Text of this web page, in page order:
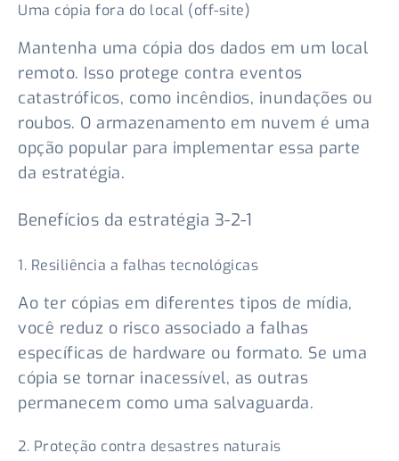
Uma cópia fora do local (off-site)
Mantenha uma cópia dos dados em um local
remoto. Isso protege contra eventos
catastróficos, como incêndios, inundações ou
roubos. O armazenamento em nuvem é uma
opção popular para implementar essa parte
da estratégia.
Benefícios da estratégia 3-2-1
1. Resiliência a falhas tecnológicas
Ao ter cópias em diferentes tipos de mídia,
você reduz o risco associado a falhas
específicas de hardware ou formato. Se uma
cópia se tornar inacessível, as outras
permanecem como uma salvaguarda.
2. Proteção contra desastres naturais